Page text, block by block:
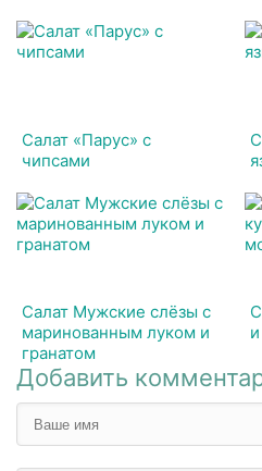
Салат «Парус» с
чипсами
Салат Мужские слёзы с
маринованным луком и
гранатом
Добавить